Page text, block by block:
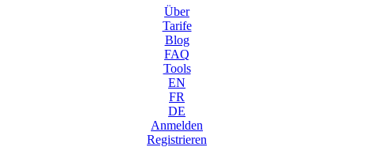
Über
Tarife
Blog
FAQ
Tools
EN
FR
DE
Anmelden
Registrieren